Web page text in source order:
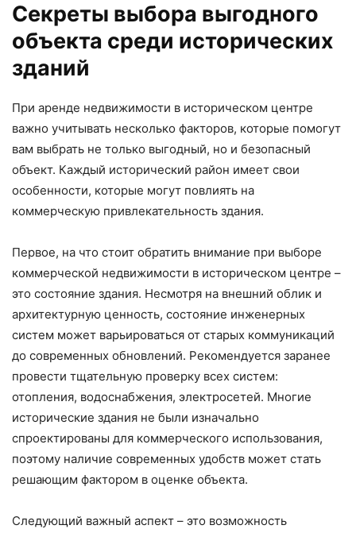
Секреты выбора выгодного
объекта среди исторических
зданий
При аренде недвижимости в историческом центре
важно учитывать несколько факторов, которые помогут
вам выбрать не только выгодный, но и безопасный
объект. Каждый исторический район имеет свои
особенности, которые могут повлиять на
коммерческую привлекательность здания.
Первое, на что стоит обратить внимание при выборе
коммерческой недвижимости в историческом центре –
это состояние здания. Несмотря на внешний облик и
архитектурную ценность, состояние инженерных
систем может варьироваться от старых коммуникаций
до современных обновлений. Рекомендуется заранее
провести тщательную проверку всех систем:
отопления, водоснабжения, электросетей. Многие
исторические здания не были изначально
спроектированы для коммерческого использования,
поэтому наличие современных удобств может стать
решающим фактором в оценке объекта.
Следующий важный аспект – это возможность